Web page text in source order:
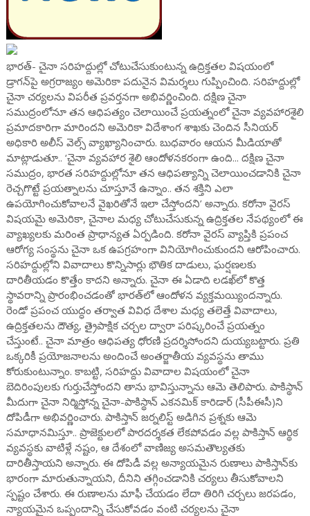
భారత్‌- చైనా సరిహద్దుల్లో చోటుచేసుకుంటున్న ఉద్రిక్తతల విషయంలో
డ్రాగన్‌పై అగ్రరాజ్యం అమెరికా పదునైన విమర్శలు గుప్పించింది. సరిహద్దుల్లో
చైనా చర్యలను విపరీత ప్రవర్తనగా అభివర్ణించింది. దక్షిణ చైనా
సముద్రంలోనూ తన ఆధిపత్యం చెలాయించే ప్రయత్నంలో చైనా వ్యవహారశైలి
ప్రమాదకారిగా మారిందని అమెరికా విదేశాంగ శాఖకు చెందిన సీనియర్
అధికారి అలీస్ వెల్స్ వ్యాఖ్యానించారు. బుధవారం ఆయన మీడియాతో
మాట్లాడుతూ.. ‘చైనా వ్యవహార శైలి ఆందోళనకరంగా ఉంది... దక్షిణ చైనా
సముద్రం, భారత సరిహద్దుల్లోనూ తన ఆధిపత్యాన్ని చెలాయించడానికి చైనా
రెచ్చగొట్టే ప్రయత్నాలను చూస్తూనే ఉన్నాం.. తన శక్తిని ఎలా
ఉపయోగించుకోవాలనే వైఖరితోనే ఇలా చేస్తోందని’ అన్నారు. కరోనా వైరస్
విషయమై అమెరికా, చైనాల మధ్య చోటుచేసుకున్న ఉద్రిక్తతల నేపథ్యంలో ఈ
వ్యాఖ్యలకు మరింత ప్రాధాన్యత ఏర్పడింది. కరోనా వైరస్ వ్యాప్తికి ప్రపంచ
ఆరోగ్య సంస్థను చైనా ఒక ఉపగ్రహంగా వినియోగించుకుందని ఆరోపించారు.
సరిహద్దుల్లోని వివాదాలు కొన్నిసార్లు భౌతిక దాడులు, ఘర్షణలకు
దారితీయడం కొత్తేం కాదని అన్నారు. చైనా ఈ ఏడాది లడఖ్‌లో కొత్త
స్థావరాన్ని ప్రారంభించడంతో భారత్‌లో ఆందోళన వ్యక్తమయ్యిందన్నారు.
రెండో ప్రపంచ యుద్ధం తర్వాత వివిధ దేశాల మధ్య తలెత్తే వివాదాలు,
ఉద్రిక్తతలను దౌత్య, త్రైపాక్షిక చర్చల ద్వారా పరిష్కరించే ప్రయత్నం
చేస్తుంటే.. చైనా మాత్రం ఆధిపత్య ధోరణి ప్రదర్శిసోందని దుయ్యబట్టారు. ప్రతి
ఒక్కరికీ ప్రయోజనాలను అందించే అంతర్జాతీయ వ్యవస్థను తాము
కోరుకుంటున్నాం. కాబట్టి, సరిహద్దు వివాదాల విషయంలో చైనా
బెదిరింపులకు గుర్తుచేస్తోందని తాను భావిస్తున్నాను ఆమె తెలిపారు. పాకిస్థాన్
మీదుగా చైనా నిర్మిస్తోన్న చైనా-పాకిస్థాన్ ఎకనమిక్ కారిడార్‌ (సీపీఈసీ)ని
దోపిడీగా అభివర్ణించారు. పాకిస్తాన్ జర్నలిస్ట్ అడిగిన ప్రశ్నకు ఆమె
సమాధానమిస్తూ.. ప్రాజెక్టులలో పారదర్శకత లేకపోవడం వల్ల పాకిస్తాన్ ఆర్థిక
వ్యవస్థకు వాటిళ్లే నష్టం, ఆ దేశంలో వాణిజ్య అసమతౌల్యతకు
దారితీస్తాయని అన్నారు. ఈ దోపిడీ వల్ల అన్యాయమైన రుణాలు పాకిస్తాన్‌కు
భారంగా మారుతున్నాయని, దీనిని తగ్గించడానికి చర్యలు తీసుకోవాలని
స్పష్టం చేశారు. ఈ రుణాలను మాఫీ చేయడం లేదా తిరిగి చర్చలు జరపడం,
న్యాయమైన ఒప్పందాన్ని చేసుకోవడం వంటి చర్యలను చైనా